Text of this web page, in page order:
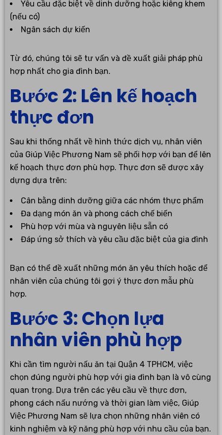
Yêu cầu đặc biệt về dinh dưỡng hoặc kiêng khem
(nếu có)
Ngân sách dự kiến
Từ đó, chúng tôi sẽ tư vấn và đề xuất giải pháp phù
hợp nhất cho gia đình bạn.
Bước 2: Lên kế hoạch
thực đơn
Sau khi thống nhất về hình thức dịch vụ, nhân viên
của Giúp Việc Phương Nam sẽ phối hợp với bạn để lên
kế hoạch thực đơn phù hợp. Thực đơn sẽ được xây
dựng dựa trên:
Cân bằng dinh dưỡng giữa các nhóm thực phẩm
Đa dạng món ăn và phong cách chế biến
Phù hợp với mùa và nguyên liệu sẵn có
Đáp ứng sở thích và yêu cầu đặc biệt của gia đình
Bạn có thể đề xuất những món ăn yêu thích hoặc để
nhân viên của chúng tôi gợi ý thực đơn mẫu phù
hợp.
Bước 3: Chọn lựa
nhân viên phù hợp
Khi cần tìm người nấu ăn tại Quận 4 TPHCM, việc
chọn đúng người phù hợp với gia đình bạn là vô cùng
quan trọng. Dựa trên các yêu cầu về thực đơn,
phong cách nấu nướng và thời gian làm việc, Giúp
Việc Phương Nam sẽ lựa chọn những nhân viên có
kinh nghiệm và kỹ năng phù hợp với nhu cầu của bạn.